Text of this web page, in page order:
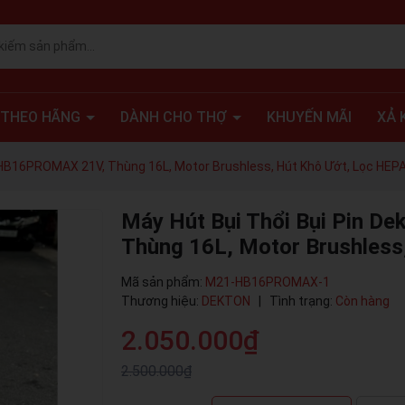
HÃNG DÀNH CHO THỢ KHUYẾN MÃI XẢ
21V, Thùng 16L, Motor Brushless, Hút Khô Ướt, Lọc
Máy Hút Bụi Thổi Bụi Pin
Thùng 16L, Motor
Mã sản phẩm: M21-HB16PROMAX-1
Thương hiệu: DEKTON Tình trạng: Còn hàng
2.050.000₫
2.500.000₫